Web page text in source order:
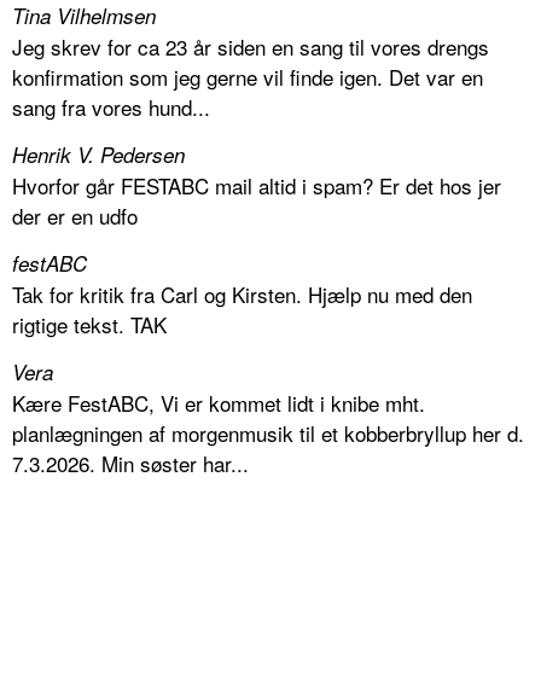
Tina Vilhelmsen
Jeg skrev for ca 23 år siden en sang til vores drengs
konfirmation som jeg gerne vil finde igen. Det var en
sang fra vores hund...
Henrik V. Pedersen
Hvorfor går FESTABC mail altid i spam? Er det hos jer
der er en udfo
festABC
Tak for kritik fra Carl og Kirsten. Hjælp nu med den
rigtige tekst. TAK
Vera
Kære FestABC, Vi er kommet lidt i knibe mht.
planlægningen af morgenmusik til et kobberbryllup her d.
7.3.2026. Min søster har...